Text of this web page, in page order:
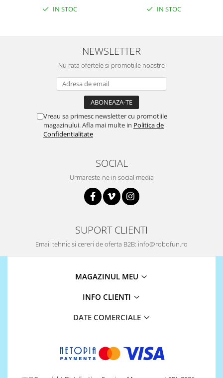
Servomotoare
IN STOC IN STOC
NEWSLETTER
Nu rata ofertele si promotiile noastre
Vreau sa primesc newsletter cu promotiile
magazinului. Afla mai multe in Politica de
Confidentialitate
SOCIAL
Urmareste-ne in social media
SUPORT CLIENTI
Email tehnic si cereri de oferta B2B: info@robofun.ro
MAGAZINUL MEU
INFO CLIENTI
DATE COMERCIALE